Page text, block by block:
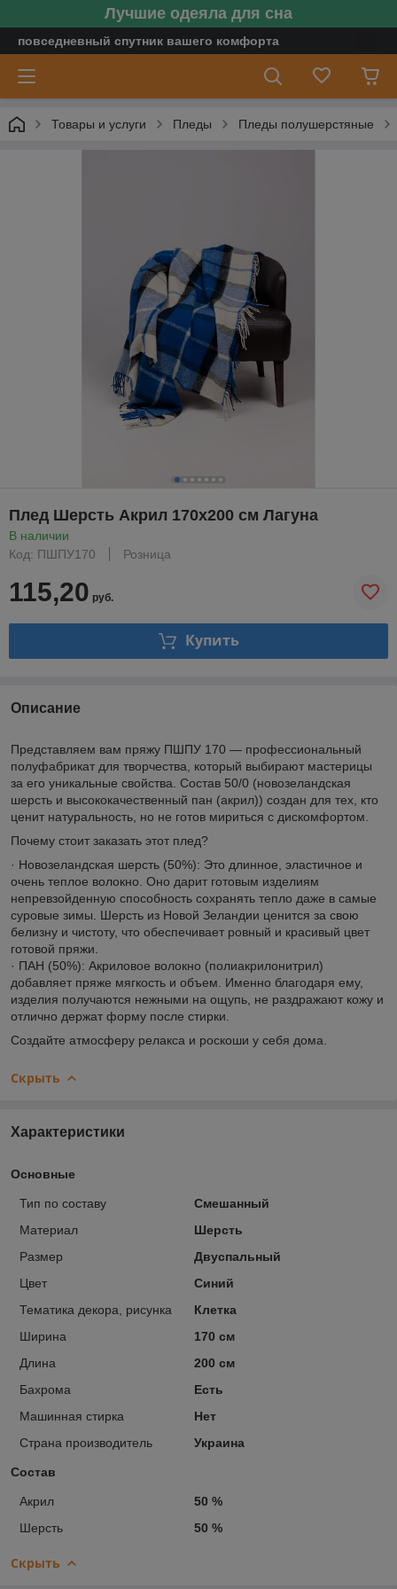
Лучшие одеяла для сна
повседневный спутник вашего комфорта
Товары и услуги Пледы Пледы полушерстяные
Плед Шерсть Акрил 170х200 см Лагуна
В наличии
Код: ПШПУ170
Розница
115,20 руб.
Купить
Описание
Представляем вам пряжу ПШПУ 170 — профессиональный
полуфабрикат для творчества, который выбирают мастерицы
за его уникальные свойства. Состав 50/0 (новозеландская
шерсть и высококачественный пан (акрил)) создан для тех, кто
ценит натуральность, но не готов мириться с дискомфортом.
Почему стоит заказать этот плед?
· Новозеландская шерсть (50%): Это длинное, эластичное и
очень теплое волокно. Оно дарит готовым изделиям
непревзойденную способность сохранять тепло даже в самые
суровые зимы. Шерсть из Новой Зеландии ценится за свою
белизну и чистоту, что обеспечивает ровный и красивый цвет
готовой пряжи.
· ПАН (50%): Акриловое волокно (полиакрилонитрил)
добавляет пряже мягкость и объем. Именно благодаря ему,
изделия получаются нежными на ощупь, не раздражают кожу и
отлично держат форму после стирки.
Создайте атмосферу релакса и роскоши у себя дома.
Скрыть
Характеристики
Основные
Тип по составу
Смешанный
Материал
Шерсть
Размер
Двуспальный
Цвет
Синий
Тематика декора, рисунка
Клетка
Ширина
170 см
Длина
200 см
Бахрома
Есть
Машинная стирка
Нет
Страна производитель
Украина
Состав
Акрил
50 %
Шерсть
50 %
Скрыть